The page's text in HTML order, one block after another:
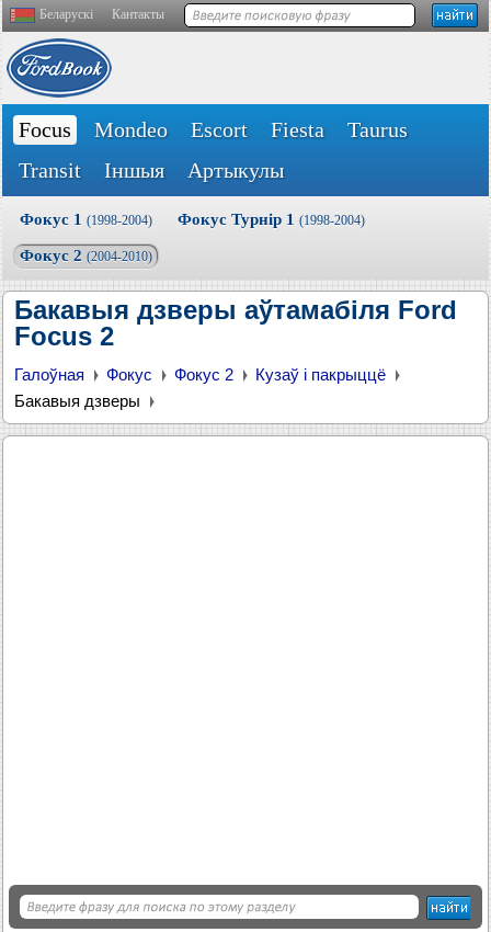
Беларускі Кантакты
Focus Mondeo Escort Fiesta
Taurus
Transit
Іншыя Артыкулы
Фокус 1 (1998-2004) Фокус Турнір 1 (1998-2004)
Фокус 2 (2004-2010)
Бакавыя дзверы аўтамабіля Ford
Focus 2
Галоўная Фокус Фокус 2
Кузаў і пакрыццё
Бакавыя дзверы